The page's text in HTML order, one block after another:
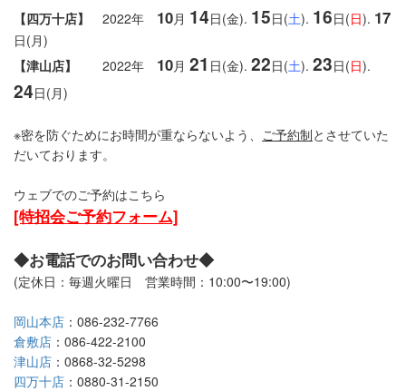
【四万十店】
2022年 10月 14日(金). 15日(土). 16日(日). 17
日(月)
【津山店】
2022年 10月 21 日(金). 22日(土). 23日(日).
24日(月)
※密を防ぐためにお時間が重ならないよう、 ご予約制とさせていた
だいております。
ウェブでのご予約はこちら
[特招会ご予約フォーム]
◆お電話でのお問い合わせ◆
(定休日：毎週火曜日 営業時間：10:00〜19:00)
岡山本店 ：086-232-7766
倉敷店 ：086-422-2100
津山店 ：0868-32-5298
四万十店 ：0880-31-2150